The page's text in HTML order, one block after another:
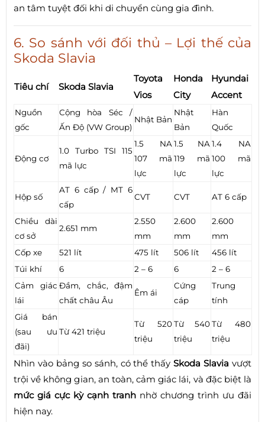
an tâm tuyệt đối khi di chuyển cùng gia đình.
6. So sánh với đối thủ – Lợi thế của
Skoda Slavia
Tiêu chí Skoda Slavia
Toyota
Vios
Honda
City
Hyundai
Accent
Nguồn
gốc
Cộng hòa Séc /
Ấn Độ (VW Group)
Nhật Bản
Nhật
Bản
Hàn
Quốc
Động cơ
1.0 Turbo TSI 115
mã lực
1.5 NA
107 mã
lực
1.5 NA
119 mã
lực
1.4 NA
100 mã
lực
Hộp số
AT 6 cấp / MT 6
cấp
CVT CVT AT 6 cấp
Chiều dài
cơ sở
2.651 mm
2.550
mm
2.600
mm
2.600
mm
Cốp xe
521 lít 475 lít 506 lít
456 lít
Túi khí
6 2 – 6 6
2 – 6
Cảm giác
lái
Đầm, chắc, đậm
chất châu Âu
Êm ái
Cứng
cáp
Trung
tính
Giá bán
(sau ưu
đãi)
Từ 421 triệu
Từ 520
triệu
Từ 540
triệu
Từ 480
triệu
Nhìn vào bảng so sánh, có thể thấySkoda Slavia vượt
trội về không gian, an toàn, cảm giác lái, và đặc biệt là
mức giá cực kỳ cạnh tranh nhờ chương trình ưu đãi
hiện nay.